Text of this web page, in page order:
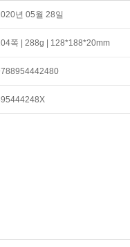
년 05월 28일
쪽 | 288g | 128*188*20mm